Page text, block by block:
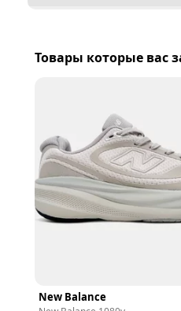
Товары которые вас
New Balance